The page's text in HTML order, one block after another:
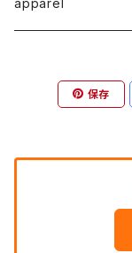
牧野亮介
宮林聡太
Logical - ロジカル -
鈴木僚介
apparel
保存